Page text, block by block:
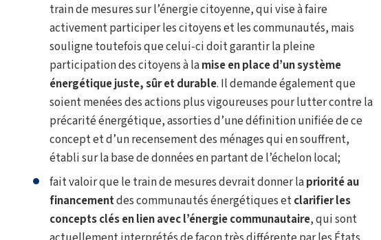
train de mesures sur l’énergie citoyenne, qui vise à faire
activement participer les citoyens et les communautés, mais
souligne toutefois que celui-ci doit garantir la pleine
participation des citoyens à lamise en place d’un système
énergétique juste, sûr et durable. Il demande également que
soient menées des actions plus vigoureuses pour lutter contre la
précarité énergétique, assorties d’une définition unifiée de ce
concept et d’un recensement des ménages qui en souffrent,
établi sur la base de données en partant de l’échelon local;
fait valoir que le train de mesures devrait donner lapriorité au
financementdes communautés énergétiques etclarifier les
concepts clés en lien avec l’énergie communautaire, qui sont